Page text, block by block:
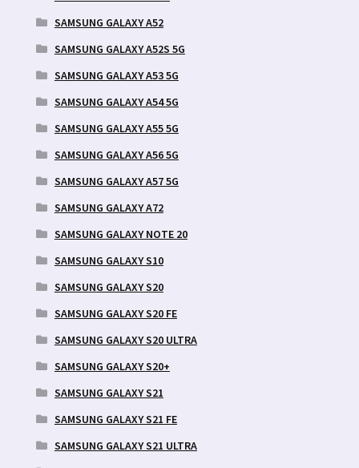
SAMSUNG GALAXY A52
SAMSUNG GALAXY A52S 5G
SAMSUNG GALAXY A53 5G
SAMSUNG GALAXY A54 5G
SAMSUNG GALAXY A55 5G
SAMSUNG GALAXY A56 5G
SAMSUNG GALAXY A57 5G
SAMSUNG GALAXY A72
SAMSUNG GALAXY NOTE 20
SAMSUNG GALAXY S10
SAMSUNG GALAXY S20
SAMSUNG GALAXY S20 FE
SAMSUNG GALAXY S20 ULTRA
SAMSUNG GALAXY S20+
SAMSUNG GALAXY S21
SAMSUNG GALAXY S21 FE
SAMSUNG GALAXY S21 ULTRA